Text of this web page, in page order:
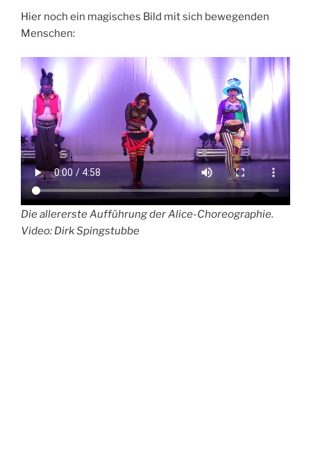
Hier noch ein magisches Bild mit sich bewegenden
Menschen:
Die allererste Aufführung der Alice-Choreographie.
Video: Dirk Spingstubbe